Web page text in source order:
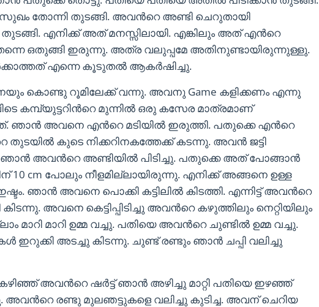
തോന്നി തുടങ്ങി. അവൻറെ അണ്ടി ചെറുതായി
തുടങ്ങി. എനിക്ക് അത് മനസ്സിലായി. എങ്കിലും അത് എൻറെ
ഒതുങ്ങി ഇരുന്നു. അത്ര വലുപ്പമേ അതിനുണ്ടായിരുന്നുള്ളു.
എന്നെ കൂടുതൽ ആകർഷിച്ചു.
കൊണ്ടു റൂമിലേക്ക് വന്നു. അവനു Game കളിക്കണം എന്നു
കമ്പ്യുട്ടറിൻറെ മുന്നിൽ ഒരു കസേര മാത്രമാണ്
ഞാൻ അവനെ എൻറെ മടിയിൽ ഇരുത്തി. പതുക്കെ എൻറെ
കുടെ നിക്കറിനകത്തേക്ക് കടന്നു. അവൻ ജട്ടി
ഞാൻ അവൻറെ അണ്ടിയിൽ പിടിച്ചു. പതുക്കെ അത് പോങ്ങാൻ
10 cm പോലും നീളമില്ലായിരുന്നു. എനിക്ക് അങ്ങനെ ഉള്ള
ഞാൻ അവനെ പൊക്കി കട്ടിലിൽ കിടത്തി. എന്നിട്ട് അവൻറെ
അവനെ കെട്ടിപ്പിടിച്ചു അവൻറെ കഴുത്തിലും നെറ്റിയിലും
മാറി മാറി ഉമ്മ വച്ചു. പതിയെ അവൻറെ ചുണ്ടിൽ ഉമ്മ വച്ചു.
അടച്ചു കിടന്നു. ചുണ്ട് രണ്ടും ഞാൻ ചപ്പി വലിച്ചു
അവൻറെ ഷർട്ട് ഞാൻ അഴിച്ചു മാറ്റി പതിയെ ഇഴഞ്ഞ്
അവൻറെ രണ്ടു മുലഞട്ടുകളെ വലിച്ചു കുടിച്ച. അവന് ചെറിയ